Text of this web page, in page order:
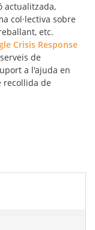
actualitzada,
col·lectiva sobre
etc.
Crisis Response
de
a l'ajuda en
recollida de